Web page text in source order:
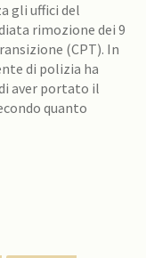
gli uffici del
rimozione dei 9
(CPT). In
di polizia ha
aver portato il